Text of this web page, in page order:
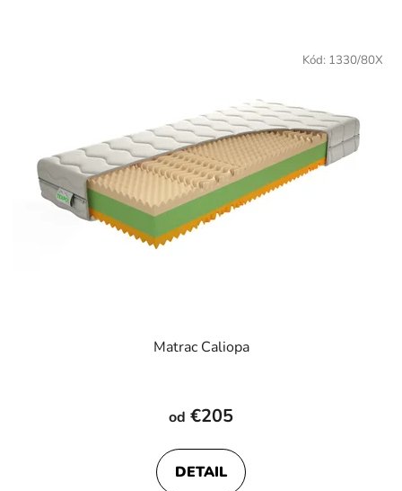
Matrac Caliopa
hodnotenie
je
4,1
od €205
DETAIL
Kód: 1330/80X